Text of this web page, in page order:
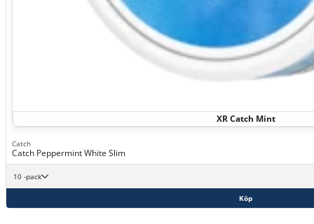
XR Catch Mint
Catch
Catch Peppermint White Slim
10 -pack
Köp